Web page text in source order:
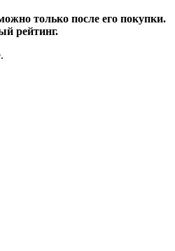
только после его покупки.
рейтинг.